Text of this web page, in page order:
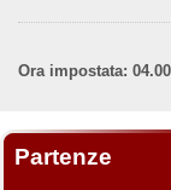
Ora impostata: 04.00
Partenze